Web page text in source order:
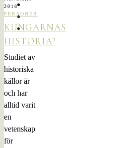
2018
PERSONER
KUNGARNAS
HISTORIA?
Studiet av
historiska
källor är
och har
alltid varit
en
vetenskap
för